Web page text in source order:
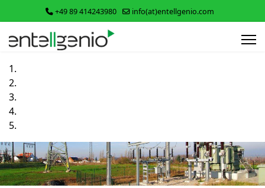
+49 89 414243980 info(at)entellgenio.com